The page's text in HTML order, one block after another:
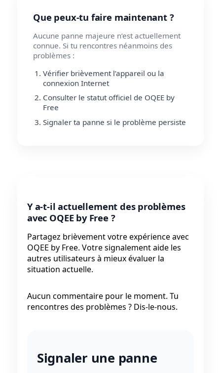
Que peux-tu faire maintenant ?
Aucune panne majeure n’est actuellement
connue. Si tu rencontres néanmoins des
problèmes :
Vérifier brièvement l’appareil ou la
connexion Internet
Consulter le statut officiel de OQEE by
Free
Signaler ta panne si le problème persiste
Y a-t-il actuellement des problèmes
avec OQEE by Free ?
Partagez brièvement votre expérience avec
OQEE by Free. Votre signalement aide les
autres utilisateurs à mieux évaluer la
situation actuelle.
Aucun commentaire pour le moment. Tu
rencontres des problèmes ? Dis-le-nous.
Signaler une panne